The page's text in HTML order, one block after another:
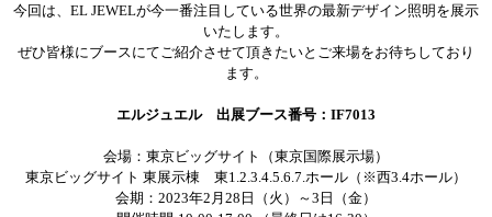
今回は、EL JEWELが今一番注目している世界の最新デザイン照明を展示
いたします。
ぜひ皆様にブースにてご紹介させて頂きたいとご来場をお待ちしており
ます。
エルジュエル 出展ブース番号：IF7013
会場：東京ビッグサイト（東京国際展示場）
東京ビッグサイト 東展示棟 東1.2.3.4.5.6.7.ホール（※西3.4ホール）
会期：2023年2月28日（火）～3日（金）